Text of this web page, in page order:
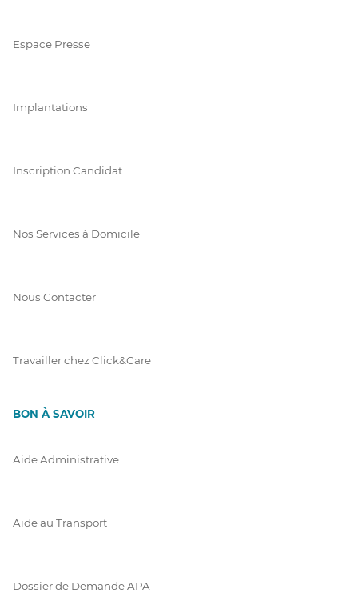
Espace Presse
Implantations
Inscription Candidat
Nos Services à Domicile
Nous Contacter
Travailler chez Click&Care
BON À SAVOIR
Aide Administrative
Aide au Transport
Dossier de Demande APA